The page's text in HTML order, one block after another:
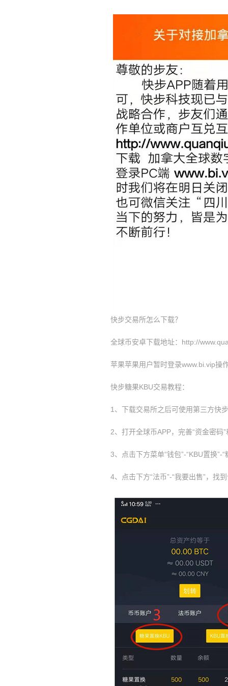
快步交易所怎么下载？
全球币安卓下载地址：http://
苹果苹果用户暂时登录www.bi.vip操
快步糖果KBU交易教程：
1、下载交易所之后可使用第三方快
2、打开全球币APP，完善“资金密码”
3、点击下方菜单“钱包”-“KBU置换”-
4、点击下方“法币”-“我要出售”，找